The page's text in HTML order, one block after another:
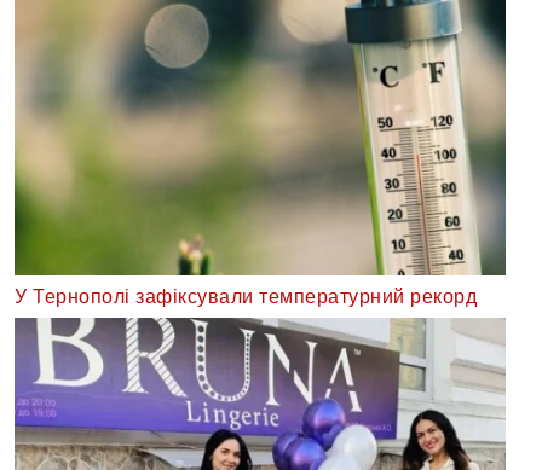
У Тернополі зафіксували температурний рекорд